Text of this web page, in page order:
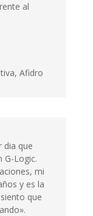
al
Afidro
dia que
G-Logic.
mi
y es la
que